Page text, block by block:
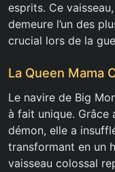
esprits. Ce
demeure l’un des
crucial lors de la
La Queen Mama
Le navire de Big
à fait unique. Grâce
démon, elle a
transformant en un
vaisseau colossal